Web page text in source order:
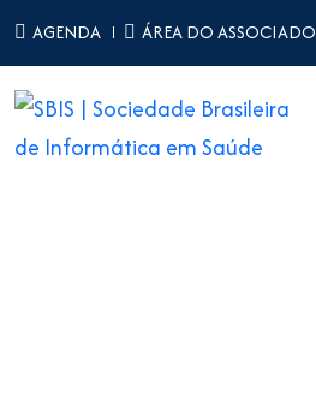
AGENDA ÁREA DO ASSOCIADO